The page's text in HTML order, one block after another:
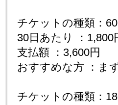
チケットの種類：
30日あたり ：1,800
支払額 ：3,600円
おすすめな方 ：ま
チケットの種類：